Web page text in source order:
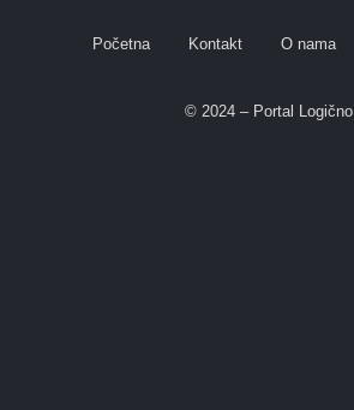
Početna Kontakt O nama
© 2024 – Portal Logično